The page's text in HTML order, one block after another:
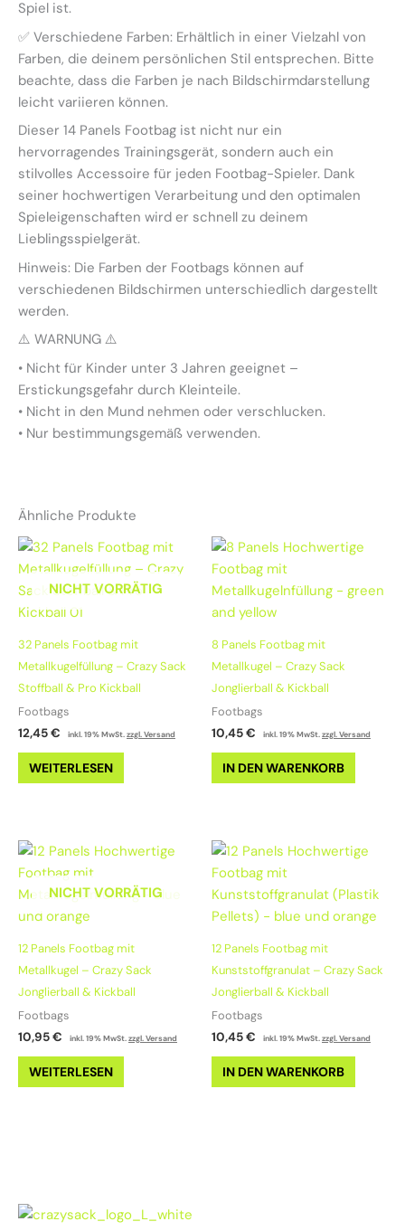
Spiel ist.
✅ Verschiedene Farben: Erhältlich in einer Vielzahl von
Farben, die deinem persönlichen Stil entsprechen. Bitte
beachte, dass die Farben je nach Bildschirmdarstellung
leicht variieren können.
Dieser 14 Panels Footbag ist nicht nur ein
hervorragendes Trainingsgerät, sondern auch ein
stilvolles Accessoire für jeden Footbag-Spieler. Dank
seiner hochwertigen Verarbeitung und den optimalen
Spieleigenschaften wird er schnell zu deinem
Lieblingsspielgerät.
Hinweis: Die Farben der Footbags können auf
verschiedenen Bildschirmen unterschiedlich dargestellt
werden.
⚠️ WARNUNG ⚠️
• Nicht für Kinder unter 3 Jahren geeignet –
Erstickungsgefahr durch Kleinteile.
• Nicht in den Mund nehmen oder verschlucken.
• Nur bestimmungsgemäß verwenden.
Ähnliche Produkte
NICHT VORRÄTIG
32 Panels Footbag mit
Metallkugelfüllung – Crazy Sack
Stoffball & Pro Kickball
Footbags
12,45€ inkl. 19% MwSt.zzgl. Versand
WEITERLESEN
8 Panels Footbag mit
Metallkugel – Crazy Sack
Jonglierball & Kickball
Footbags
10,45€ inkl. 19% MwSt.zzgl. Versand
IN DEN WARENKORB
NICHT VORRÄTIG
12 Panels Footbag mit
Metallkugel – Crazy Sack
Jonglierball & Kickball
Footbags
10,95€ inkl. 19% MwSt.zzgl. Versand
WEITERLESEN
12 Panels Footbag mit
Kunststoffgranulat – Crazy Sack
Jonglierball & Kickball
Footbags
10,45€ inkl. 19% MwSt.zzgl. Versand
IN DEN WARENKORB